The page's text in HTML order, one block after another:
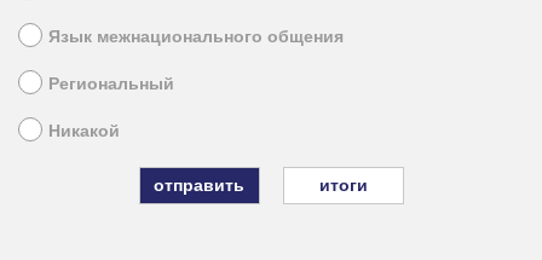
Язык межнационального общения
Региональный
Никакой
итоги